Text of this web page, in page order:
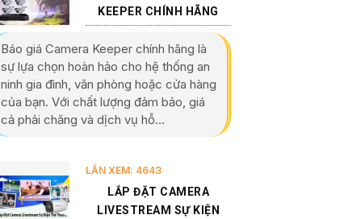
KEEPER CHÍNH HÃNG
Báo giá Camera Keeper chính hãng là
sự lựa chọn hoàn hảo cho hệ thống an
ninh gia đình, văn phòng hoặc cửa hàng
của bạn. Với chất lượng đảm bảo, giá
cả phải chăng và dịch vụ hỗ...
LẦN XEM: 4643
LẮP ĐẶT CAMERA
LIVESTREAM SỰ KIỆN